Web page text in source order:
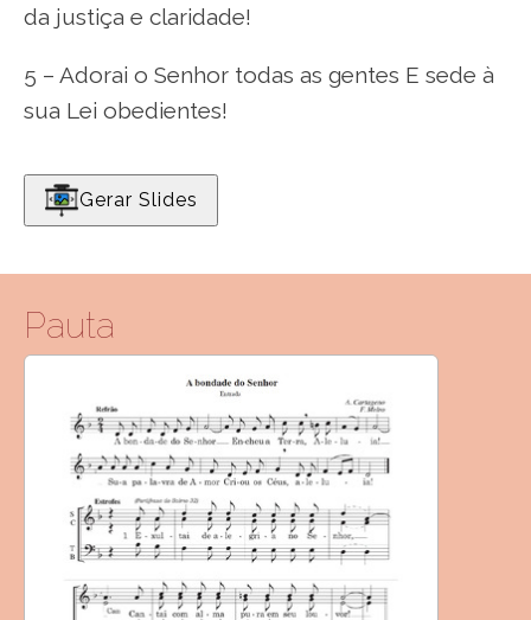
da justiça e claridade!
5 – Adorai o Senhor todas as gentes E sede à
sua Lei obedientes!
Gerar Slides
Pauta